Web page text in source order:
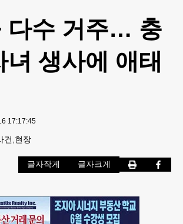
다수 거주… 충
녀 생사에 애태
17:17:45
건,현장
글자작게 글자크게